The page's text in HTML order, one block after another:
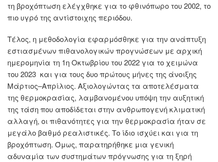
τη βροχόπτωση ελέγχθηκε για το φθινόπωρο του 2002, το
πιο υγρό της αντίστοιχης περιόδου.
Τέλος, η μεθοδολογία εφαρμόσθηκε για την ανάπτυξη
εστιασμένων πιθανολογικών προγνώσεων με αρχική
ημερομηνία τη 1η Οκτωβρίου του 2022 για το χειμώνα
του 2023 και για τους δυο πρώτους μήνες της άνοιξης
Μάρτιος–Απρίλιος. Αξιολογώντας τα αποτελέσματα
της θερμοκρασίας, λαμβανομένου υπόψη την αυξητική
της τάση που αποδίδεται στην ανθρωπογενή κλιματική
αλλαγή, οι πιθανότητες για την θερμοκρασία ήταν σε
μεγάλο βαθμό ρεαλιστικές. Το ίδιο ισχύει και για τη
βροχόπτωση. Όμως, παρατηρήθηκε μια γενική
αδυναμία των συστημάτων πρόγνωσης για τη ξηρή